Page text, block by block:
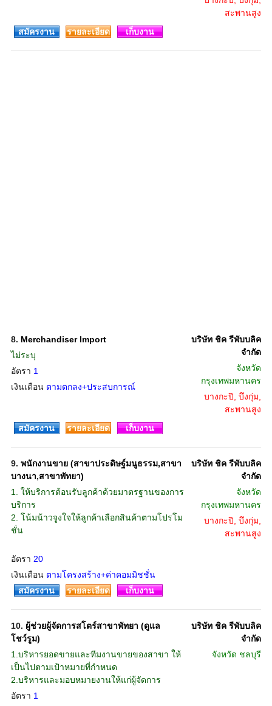
สะพานสูง
สมัครงาน
รายละเอียด เก็บงาน
8. Merchandiser Import
ไม่ระบุ
อัตรา 1
เงินเดือน ตามตกลง+ประสบการณ์
บริษัท ชิค รีพับบลิค
จำกัด
จังหวัด
กรุงเทพมหานคร
บางกะปิ, บึงกุ่ม,
สะพานสูง
สมัครงาน
รายละเอียด เก็บงาน
9. พนักงานขาย (สาขาประดิษฐ์มนูธรรม,สาขา
บางนา,สาขาพัทยา)
1. ให้บริการต้อนรับลูกค้าด้วยมาตรฐานของการ
บริการ
2. โน้มน้าวจูงใจให้ลูกค้าเลือกสินค้าตามโปรโม
ชั่น
อัตรา 20
เงินเดือน ตามโครงสร้าง+ค่าคอมมิชชั่น
บริษัท ชิค รีพับบลิค
จำกัด
จังหวัด
กรุงเทพมหานคร
บางกะปิ, บึงกุ่ม,
สะพานสูง
สมัครงาน รายละเอียด เก็บงาน
10. ผู้ช่วยผู้จัดการสโตร์สาขาพัทยา (ดูแล
โชว์รูม)
1.บริหารยอดขายและทีมงานขายของสาขา ให้
เป็นไปตามเป้าหมายที่กำหนด
2.บริหารและมอบหมายงานให้แก่ผู้จัดการ
อัตรา 1
บริษัท ชิค รีพับบลิค
จำกัด
จังหวัด ชลบุรี